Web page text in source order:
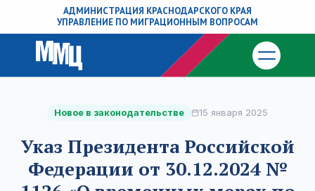
АДМИНИСТРАЦИЯ КРАСНОДАРСКОГО КРАЯ
УПРАВЛЕНИЕ ПО МИГРАЦИОННЫМ ВОПРОСАМ
Новое в законодательстве 15 января 2025
Указ Президента Российской
Федерации от 30.12.2024 №